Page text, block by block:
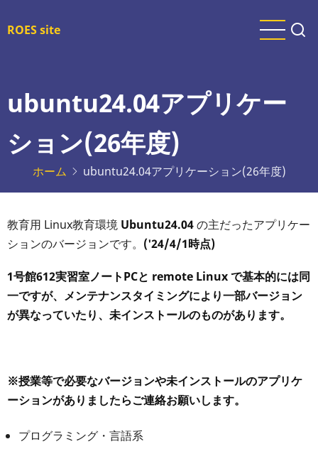
イ
テ
ツ
ROES site
ubuntu24.04アプリケー
ション(26年度)
ホーム ubuntu24.04アプリケーション(26年度)
教育用 Linux教育環境 Ubuntu24.04の主だったアプリケー
ションのバージョンです。 ('24/4/1時点)
1号館612実習室ノートPCと remote Linux で基本的には同
一ですが、メンテナンスタイミングにより一部バージョン
が異なっていたり、未インストールのものがあります。
※授業等で必要なバージョンや未インストールのアプリケ
ーションがありましたらご連絡お願いします。
プログラミング・言語系